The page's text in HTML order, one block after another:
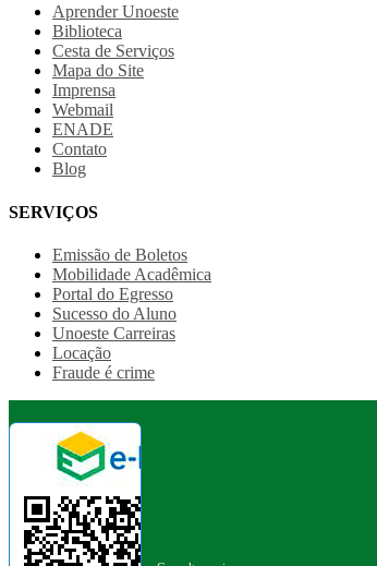
Aprender Unoeste
Biblioteca
Cesta de Serviços
Mapa do Site
Imprensa
Webmail
ENADE
Contato
Blog
SERVIÇOS
Emissão de Boletos
Mobilidade Acadêmica
Portal do Egresso
Sucesso do Aluno
Unoeste Carreiras
Locação
Fraude é crime